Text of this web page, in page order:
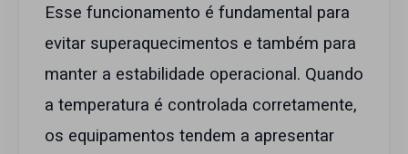
Esse funcionamento é fundamental para
evitar superaquecimentos e também para
manter a estabilidade operacional. Quando
a temperatura é controlada corretamente,
os equipamentos tendem a apresentar